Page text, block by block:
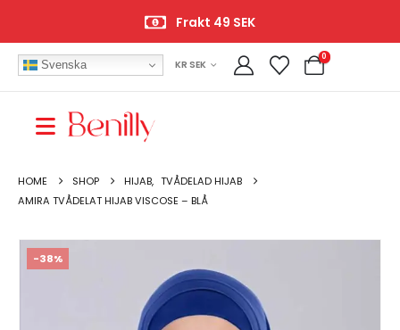
Frakt 49 SEK
Svenska KR SEK
0
HOME SHOP HIJAB, TVÅDELAD HIJAB
AMIRA TVÅDELAT HIJAB VISCOSE – BLÅ
-38%